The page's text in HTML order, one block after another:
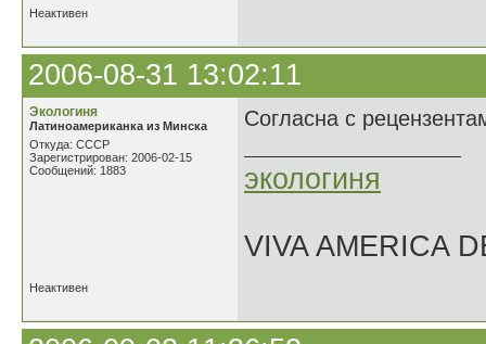
Неактивен
2006-08-31 13:02:11
Экологиня
Латиноамериканка из Минска
Откуда: СССР
Зарегистрирован: 2006-02-15
Сообщений: 1883
Согласна с
экологиня
VIVA AMERICA
Неактивен